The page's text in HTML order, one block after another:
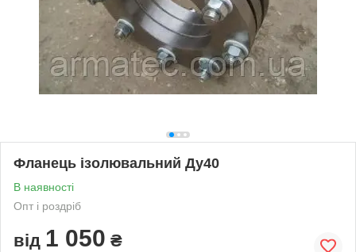
Фланець ізолювальний Ду40
В наявності
Опт і роздріб
від 1 050 ₴